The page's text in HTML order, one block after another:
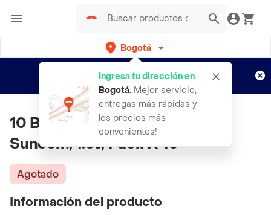
Bogotá
Ingresa tu dirección en
Bogotá. Mejor servicio,
entregas más rápidas y
los precios más
convenientes!
envíos gratis por semanas
Aplican TyC
10 Baterías Pila Lr41-192-ag3
Suncom, 1.5v, Pack X 10
Agotado
Información del producto